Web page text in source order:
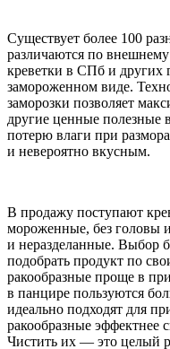
Существует более 100
различаются по
креветки в СПб и других
замороженном виде.
заморозки позволяет
другие ценные полезные
потерю влаги при
и невероятно вкусным.
В продажу поступают
мороженные, без головы
и неразделанные. Выбор
подобрать продукт по
ракообразные проще в
в панцире пользуются
идеально подходят для
ракообразные эффектнее
Чистить их — это целый